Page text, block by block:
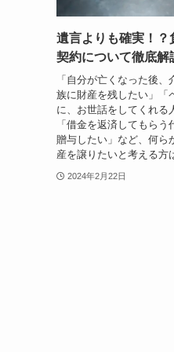
遺言よりも確実！？
契約について徹底解
「自分が亡くなった後
族に財産を残したい」「
に、お世話をしてくれる
「借金を返済してもら
贈与したい」など、何ら
産を譲りたいと考える方
2024年2月22日